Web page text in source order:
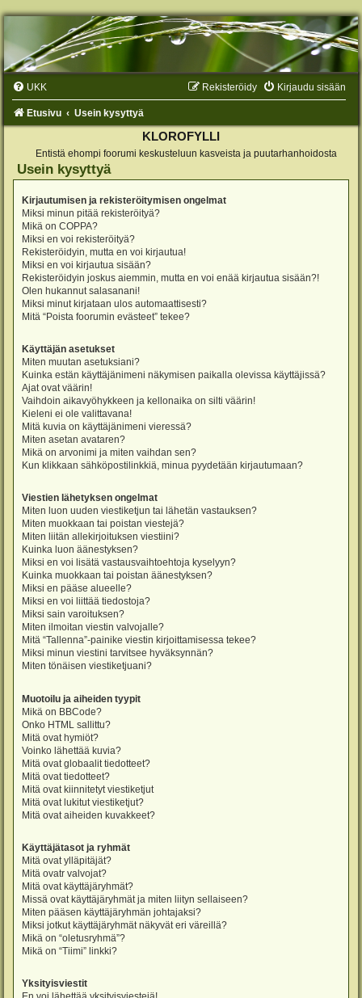
UKK Kirjaudu sisään
Rekisteröidy
Etusivu Usein kysyttyä
KLOROFYLLI
Entistä ehompi foorumi keskusteluun kasveista ja puutarhanhoidosta
Usein kysyttyä
Kirjautumisen ja rekisteröitymisen ongelmat
Miksi minun pitää rekisteröityä?
Mikä on COPPA?
Miksi en voi rekisteröityä?
Rekisteröidyin, mutta en voi kirjautua!
Miksi en voi kirjautua sisään?
Rekisteröidyin joskus aiemmin, mutta en voi enää kirjautua sisään?!
Olen hukannut salasanani!
Miksi minut kirjataan ulos automaattisesti?
Mitä “Poista foorumin evästeet” tekee?
Käyttäjän asetukset
Miten muutan asetuksiani?
Kuinka estän käyttäjänimeni näkymisen paikalla olevissa käyttäjissä?
Ajat ovat väärin!
Vaihdoin aikavyöhykkeen ja kellonaika on silti väärin!
Kieleni ei ole valittavana!
Mitä kuvia on käyttäjänimeni vieressä?
Miten asetan avataren?
Mikä on arvonimi ja miten vaihdan sen?
Kun klikkaan sähköpostilinkkiä, minua pyydetään kirjautumaan?
Viestien lähetyksen ongelmat
Miten luon uuden viestiketjun tai lähetän vastauksen?
Miten muokkaan tai poistan viestejä?
Miten liitän allekirjoituksen viestiini?
Kuinka luon äänestyksen?
Miksi en voi lisätä vastausvaihtoehtoja kyselyyn?
Kuinka muokkaan tai poistan äänestyksen?
Miksi en pääse alueelle?
Miksi en voi liittää tiedostoja?
Miksi sain varoituksen?
Miten ilmoitan viestin valvojalle?
Mitä “Tallenna”-painike viestin kirjoittamisessa tekee?
Miksi minun viestini tarvitsee hyväksynnän?
Miten tönäisen viestiketjuani?
Muotoilu ja aiheiden tyypit
Mikä on BBCode?
Onko HTML sallittu?
Mitä ovat hymiöt?
Voinko lähettää kuvia?
Mitä ovat globaalit tiedotteet?
Mitä ovat tiedotteet?
Mitä ovat kiinnitetyt viestiketjut
Mitä ovat lukitut viestiketjut?
Mitä ovat aiheiden kuvakkeet?
Käyttäjätasot ja ryhmät
Mitä ovat ylläpitäjät?
Mitä ovatr valvojat?
Mitä ovat käyttäjäryhmät?
Missä ovat käyttäjäryhmät ja miten liityn sellaiseen?
Miten pääsen käyttäjäryhmän johtajaksi?
Miksi jotkut käyttäjäryhmät näkyvät eri väreillä?
Mikä on “oletusryhmä”?
Mikä on “Tiimi” linkki?
Yksityisviestit